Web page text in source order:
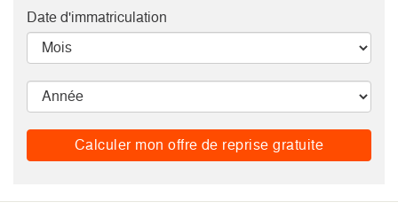
Date d'immatriculation
Calculer mon offre de reprise gratuite